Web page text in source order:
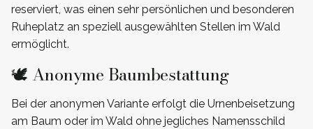
reserviert, was einen sehr persönlichen und besonderen
Ruheplatz an speziell ausgewählten Stellen im Wald
ermöglicht.
🕊️ Anonyme Baumbestattung
Bei der anonymen Variante erfolgt die Urnenbeisetzung
am Baum oder im Wald ohne jegliches Namensschild